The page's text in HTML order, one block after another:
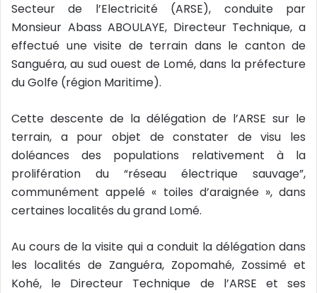
e
r
u
r
i
e
l
Secteur de l’Electricité (ARSE), conduite par
Monsieur Abass ABOULAYE, Directeur Technique, a
effectué une visite de terrain dans le canton de
Sanguéra, au sud ouest de Lomé, dans la préfecture
du Golfe (région Maritime).
Cette descente de la délégation de l’ARSE sur le
terrain, a pour objet de constater de visu les
doléances des populations relativement à la
prolifération du “réseau électrique sauvage”,
communément appelé « toiles d’araignée », dans
certaines localités du grand Lomé.
Au cours de la visite qui a conduit la délégation dans
les localités de Zanguéra, Zopomahé, Zossimé et
Kohé, le Directeur Technique de l’ARSE et ses